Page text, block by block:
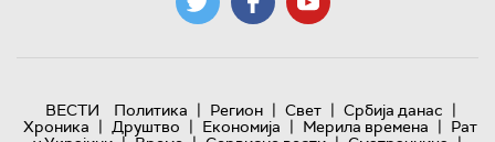
ВЕСТИ Политика | Регион | Свет | Србија данас |
Хроника | Друштво | Економија | Мерила времена | Рат